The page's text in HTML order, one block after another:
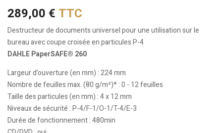
289,00 € TTC
Destructeur de documents universel pour une utilisation sur le
bureau avec coupe croisée en particules P-4
DAHLE PaperSAFE® 260
Largeur d’ouverture (en mm) : 224 mm
Nombre de feuilles max. (80 g/m²)* : 0 - 12 feuilles
Taille des particules (en mm) : 4 x 12 mm
Niveaux de sécurité : P-4/F-1/O-1/T-4/E-3
Durée de fonctionnement : 480min